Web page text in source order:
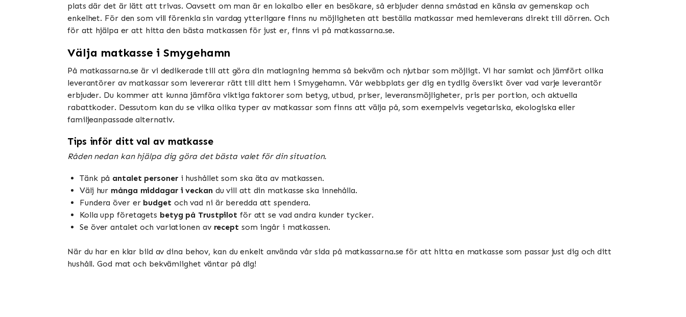
plats där det är lätt att trivas. Oavsett om man är en lokalbo eller en besökare, så erbjuder denna småstad en känsla av gemenskap och
enkelhet. För den som vill förenkla sin vardag ytterligare finns nu möjligheten att beställa matkassar med hemleverans direkt till dörren. Och
för att hjälpa er att hitta den bästa matkassen för just er, finns vi på matkassarna.se.
Välja matkasse i Smygehamn
På matkassarna.se är vi dedikerade till att göra din matlagning hemma så bekväm och njutbar som möjligt. Vi har samlat och jämfört olika
leverantörer av matkassar som levererar rätt till ditt hem i Smygehamn. Vår webbplats ger dig en tydlig översikt över vad varje leverantör
erbjuder. Du kommer att kunna jämföra viktiga faktorer som betyg, utbud, priser, leveransmöjligheter, pris per portion, och aktuella
rabattkoder. Dessutom kan du se vilka olika typer av matkassar som finns att välja på, som exempelvis vegetariska, ekologiska eller
familjeanpassade alternativ.
Tips inför ditt val av matkasse
Råden nedan kan hjälpa dig göra det bästa valet för din situation.
Tänk på antalet personeri hushållet som ska äta av matkassen.
Välj hur många middagar i veckandu vill att din matkasse ska innehålla.
Fundera över er budget och vad ni är beredda att spendera.
Kolla upp företagets betyg på Trustpilot för att se vad andra kunder tycker.
Se över antalet och variationen av recept som ingår i matkassen.
När du har en klar bild av dina behov, kan du enkelt använda vår sida på matkassarna.se för att hitta en matkasse som passar just dig och ditt
hushåll. God mat och bekvämlighet väntar på dig!